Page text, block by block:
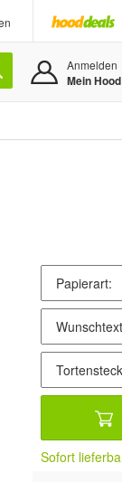
Anmelden
Mein Hood
Sofort